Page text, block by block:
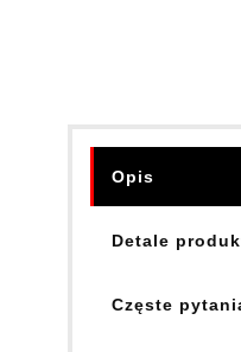
Opis
Detale
Częste